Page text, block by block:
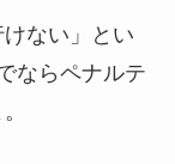
ない」
とい
ならペナルテ